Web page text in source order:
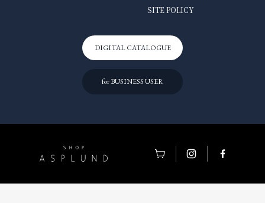
SITE POLICY
DIGITAL CATALOGUE
for BUSINESS USER